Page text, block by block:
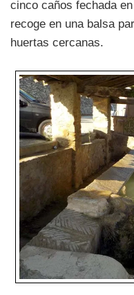
cinco caños fechada
recoge en una balsa
huertas cercanas.